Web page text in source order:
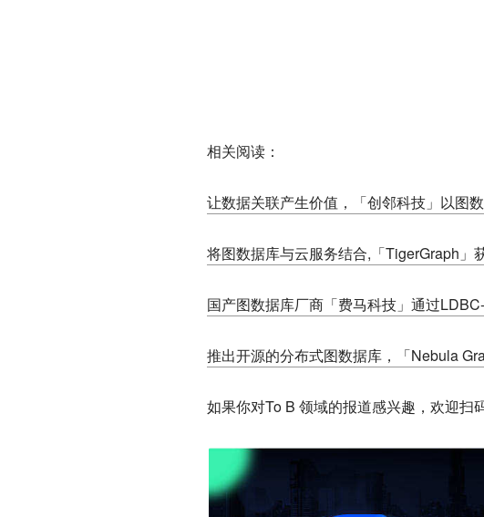
相关阅读：
让数据关联产生价值，「创邻科技」以图
将图数据库与云服务结合,「TigerGraph」
国产图数据库厂商「费马科技」通过
推出开源的分布式图数据库，「Nebula
如果你对To B 领域的报道感兴趣，欢迎扫